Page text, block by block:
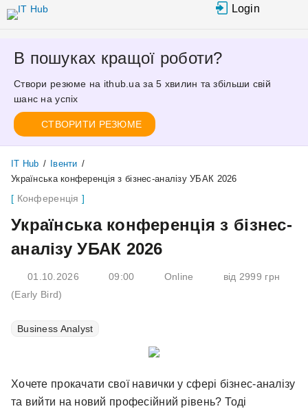
вмісту
Login
В пошуках кращої роботи?
Створи резюме на ithub.ua за 5 хвилин та збільши свій
шанс на успіх
СТВОРИТИ РЕЗЮМЕ
IT Hub / Івенти /
Українська конференція з бізнес-аналізу УБАК 2026
Конференція
Українська конференція з бізнес-
аналізу УБАК 2026
01.10.2026 09:00 Online
від 2999 грн
(Early Bird)
Business Analyst
Хочете прокачати свої навички у сфері бізнес-аналізу
та вийти на новий професійний рівень? Тоді